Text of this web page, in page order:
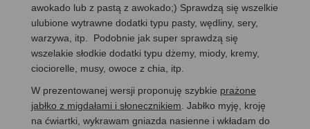
awokado lub z pastą z awokado;) Sprawdzą się wszelkie
ulubione wytrawne dodatki typu pasty, wędliny, sery,
warzywa, itp. Podobnie jak super sprawdzą się
wszelakie słodkie dodatki typu dżemy, miody, kremy,
ciociorelle, musy, owoce z chia, itp.
W prezentowanej wersji proponuję szybkie prażone
jabłko z migdałami i słonecznikiem . Jabłko myję, kroję
na ćwiartki, wykrawam gniazda nasienne i wkładam do